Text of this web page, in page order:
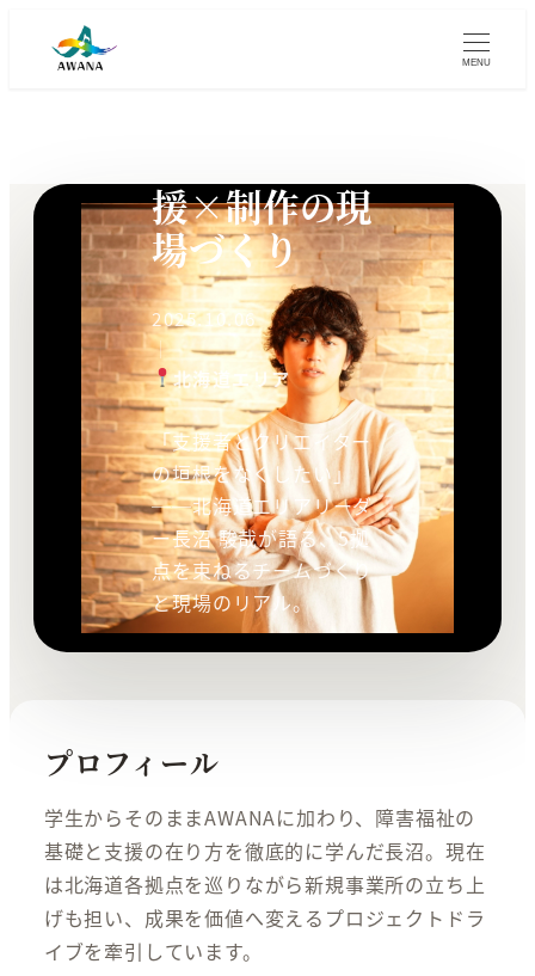
MENU
援×制作の現
場づくり
2025.10.06
｜
北海道エリア
「支援者とクリエイター
の垣根をなくしたい」
──北海道エリアリーダ
ー長沼 駿哉が語る、5拠
点を束ねるチームづくり
と現場のリアル。
プロフィール
学生からそのままAWANAに加わり、障害福祉の
基礎と支援の在り方を徹底的に学んだ長沼。現在
は北海道各拠点を巡りながら新規事業所の立ち上
げも担い、成果を価値へ変えるプロジェクトドラ
イブを牽引しています。